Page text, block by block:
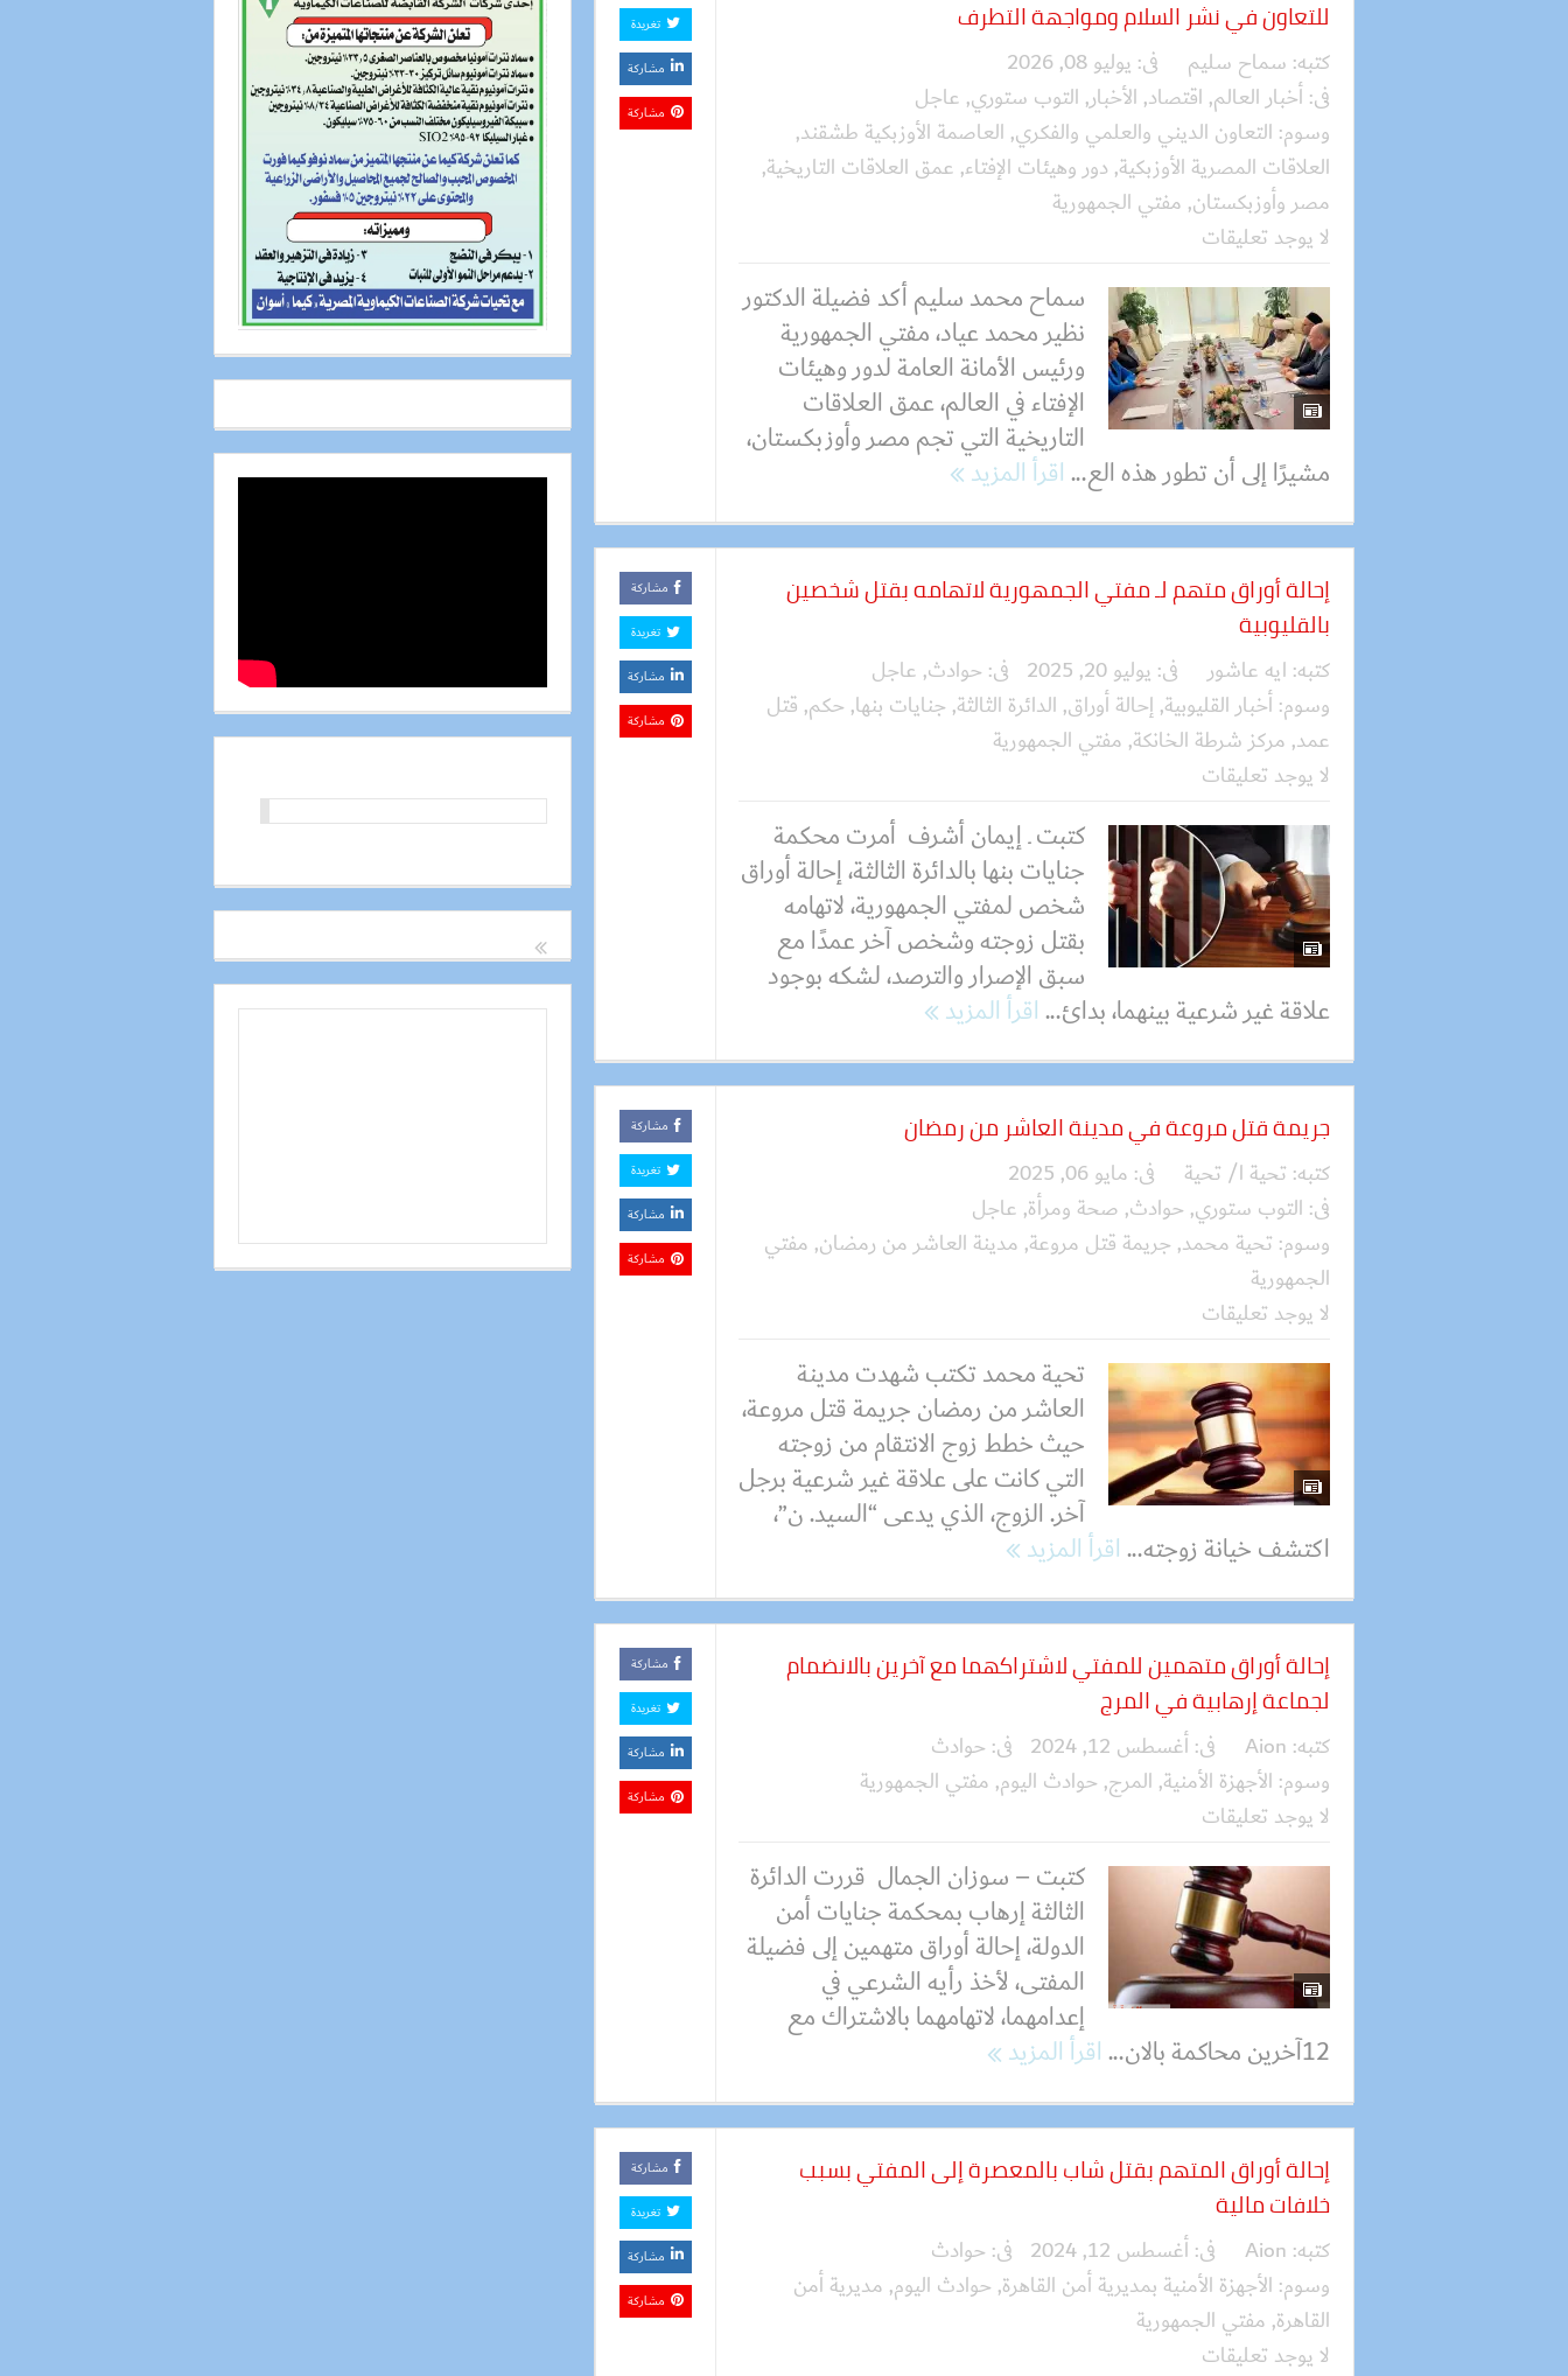
للتعاون في نشر السلام ومواجهة التطرف
كتبه: سماح سليم فى: يوليو 08, 2026
فى:أخبار العالم, اقتصاد, الأخبار, التوب ستوري, عاجل
وسوم: التعاون الديني والعلمي والفكري, العاصمة الأوزبكية طشقند,
العلاقات المصرية الأوزبكية, دور وهيئات الإفتاء, عمق العلاقات التاريخية,
مصر وأوزبكستان, مفتي الجمهورية
لا يوجد تعليقات
سماح محمد سليم أكد فضيلة الدكتور
نظير محمد عياد، مفتي الجمهورية
ورئيس الأمانة العامة لدور وهيئات
الإفتاء في العالم، عمق العلاقات
التاريخية التي تجم مصر وأوزبكستان،
مشيرًا إلى أن تطور هذه الع...اقرأ المزيد
تغريدة
مشاركة
مشاركة
إحالة أوراق متهم لـ مفتي الجمهورية لاتهامه بقتل شخصين
بالقليوبية
كتبه: ايه عاشور فى: يوليو 20, 2025 فى: حوادث, عاجل
وسوم:أخبار القليوبية, إحالة أوراق, الدائرة الثالثة, جنايات بنها, حكم, قتل
عمد, مركز شرطة الخانكة, مفتي الجمهورية
لا يوجد تعليقات
كتبت ـ إيمان أشرف أمرت محكمة
جنايات بنها بالدائرة الثالثة، إحالة أوراق
شخص لمفتي الجمهورية، لاتهامه
بقتل زوجته وشخص آخر عمدًا مع
سبق الإصرار والترصد، لشكه بوجود
علاقة غير شرعية بينهما، بدائ...اقرأ المزيد
مشاركة
تغريدة
مشاركة
مشاركة
جريمة قتل مروعة في مدينة العاشر من رمضان
كتبه: تحية ا/ تحية فى: مايو 06, 2025
فى: التوب ستوري, حوادث, صحة ومرأة, عاجل
وسوم: تحية محمد, جريمة قتل مروعة, مدينة العاشر من رمضان, مفتي
الجمهورية
لا يوجد تعليقات
تحية محمد تكتب شهدت مدينة
العاشر من رمضان جريمة قتل مروعة،
حيث خطط زوج الانتقام من زوجته
التي كانت على علاقة غير شرعية برجل
آخر. الزوج، الذي يدعى “السيد. ن”،
اكتشف خيانة زوجته...اقرأ المزيد
مشاركة
تغريدة
مشاركة
مشاركة
إحالة أوراق متهمين للمفتي لاشتراكهما مع آخرين بالانضمام
لجماعة إرهابية في المرج
كتبه: Aion فى:أغسطس 12, 2024 فى: حوادث
وسوم: الأجهزة الأمنية, المرج, حوادث اليوم, مفتي الجمهورية
لا يوجد تعليقات
كتبت – سوزان الجمال قررت الدائرة
الثالثة إرهاب بمحكمة جنايات أمن
الدولة، إحالة أوراق متهمين إلى فضيلة
المفتى، لأخذ رأيه الشرعي في
إعدامهما، لاتهامهما بالاشتراك مع
12آخرين محاكمة بالان...
اقرأ المزيد
مشاركة
تغريدة
مشاركة
مشاركة
إحالة أوراق المتهم بقتل شاب بالمعصرة إلى المفتي بسبب
خلافات مالية
كتبه: Aion فى:أغسطس 12, 2024 فى: حوادث
وسوم: الأجهزة الأمنية بمديرية أمن القاهرة, حوادث اليوم, مديرية أمن
القاهرة, مفتي الجمهورية
لا يوجد تعليقات
مشاركة
تغريدة
مشاركة
مشاركة